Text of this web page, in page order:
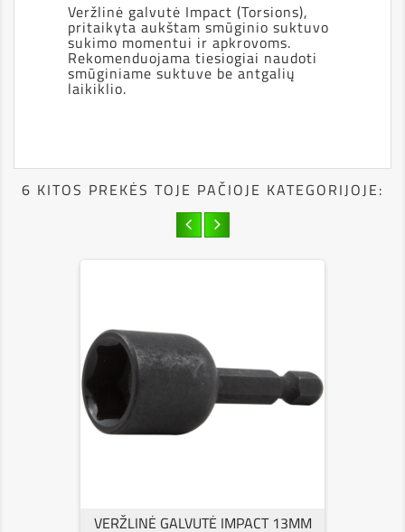
Veržlinė galvutė Impact (Torsions),
pritaikyta aukštam smūginio suktuvo
sukimo momentui ir apkrovoms.
Rekomenduojama tiesiogiai naudoti
smūginiame suktuve be antgalių
laikiklio.
6 KITOS PREKĖS TOJE PAČIOJE KATEGORIJOJE:
VERŽLINĖ GALVUTĖ IMPACT 13MM